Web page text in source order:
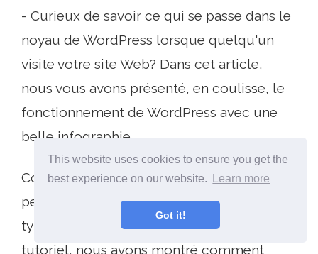
This website uses cookies to ensure you get the
best experience on our website.
Learn more
Got it!
- Curieux de savoir ce qui se passe dans le
noyau de WordPress lorsque quelqu'un
visite votre site Web? Dans cet article,
nous vous avons présenté, en coulisse, le
fonctionnement de WordPress avec une
belle infographie..
Comment ajouter des méta-boîtes
personnalisées dans les publications et
types de publications WordPress - Dans ce
tutoriel, nous avons montré comment